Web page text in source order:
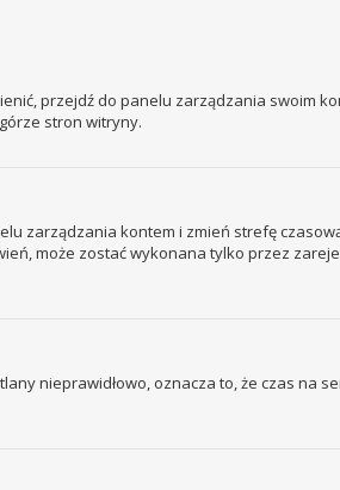
przejdź do panelu zarządzania swoim
stron witryny.
zarządzania kontem i zmień strefę
może zostać wykonana tylko przez
nieprawidłowo, oznacza to, że czas na